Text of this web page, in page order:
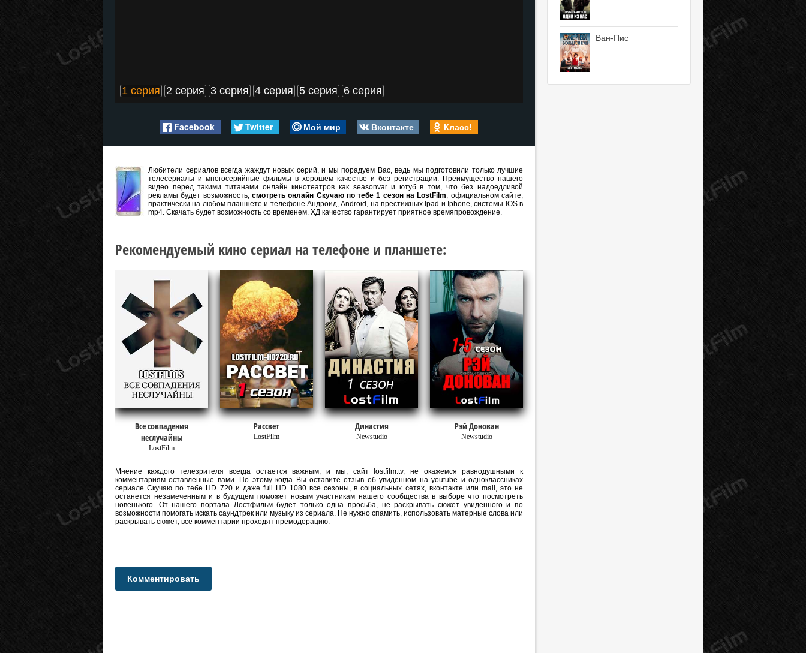
1 серия 2 серия 3 серия 4 серия 5 серия 6 серия
Facebook Twitter Мой мир Вконтакте Класс!
Любители сериалов всегда жаждут новых серий, и мы порадуем Вас, ведь мы подготовили только лучшие
телесериалы и многосерийные фильмы в хорошем качестве и без регистрации. Преимущество нашего
видео перед такими титанами онлайн кинотеатров как seasonvar и ютуб в том, что без надоедливой
рекламы будет возможность, смотреть онлайн Скучаю по тебе 1 сезон на LostFilm, официальном сайте,
практически на любом планшете и телефоне Андроид, Android, на престижных Ipad и Iphone, системы IOS в
mp4. Скачать будет возможность со временем. ХД качество гарантирует приятное времяпровождение.
Рекомендуемый кино сериал на телефоне и планшете:
Все совпадения
неслучайны
LostFilm
Рассвет
LostFilm
Династия
Newstudio
Рэй Донован
Newstudio
Мнение каждого телезрителя всегда остается важным, и мы, сайт lostfilm.tv, не окажемся равнодушными к
комментариям оставленные вами. По этому когда Вы оставите отзыв об увиденном на youtube и одноклассниках
сериале Скучаю по тебе HD 720 и даже full HD 1080 все сезоны, в социальных сетях, вконтакте или mail, это не
останется незамеченным и в будущем поможет новым участникам нашего сообщества в выборе что посмотреть
новенького. От нашего портала Лостфильм будет только одна просьба, не раскрывать сюжет увиденного и по
возможности помогать искать саундтрек или музыку из сериала. Не нужно спамить, использовать матерные слова или
раскрывать сюжет, все комментарии проходят премодерацию.
Комментировать
Ван-Пис